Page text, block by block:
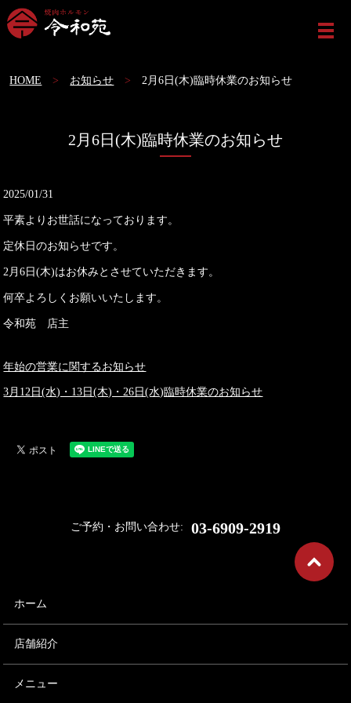
HOME お知らせ 2月6日(木)臨時休業のお知らせ
2月6日(木)臨時休業のお知らせ
2025/01/31
平素よりお世話になっております。
定休日のお知らせです。
2月6日(木)はお休みとさせていただきます。
何卒よろしくお願いいたします。
令和苑 店主
年始の営業に関するお知らせ
3月12日(水)・13日(木)・26日(水)臨時休業のお知らせ
ご予約・お問い合わせ: 03-6909-2919
ホーム
店舗紹介
メニュー